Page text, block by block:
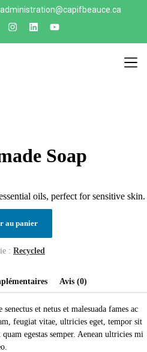
administration@capifbeauce.ca ​
Soap
oils, perfect for sensitive skin.
au panier
: Recycled
Avis (0)
et netus et malesuada fames ac
feugiat vitae, ultricies eget, tempor sit
egestas semper. Aenean ultricies mi